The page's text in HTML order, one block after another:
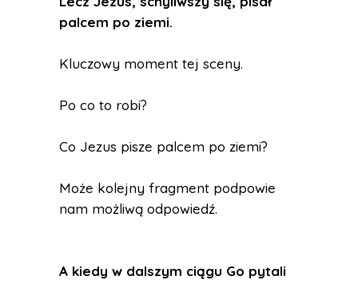
palcem po ziemi.
Kluczowy moment tej sceny.
Po co to robi?
Co Jezus pisze palcem po ziemi?
Może kolejny fragment podpowie
nam możliwą odpowiedź.
A kiedy w dalszym ciągu Go pytali